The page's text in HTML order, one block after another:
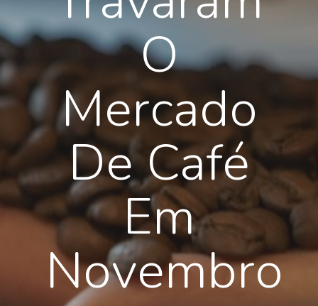
O
Mercado
De Café
Em
Novembro